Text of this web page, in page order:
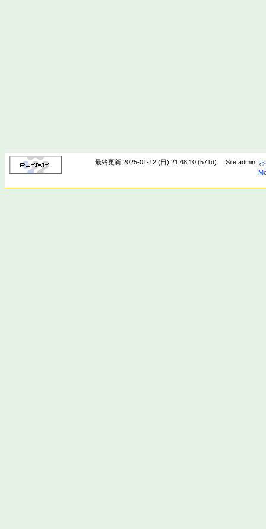
最終更新:2025-01-12 (日) 21:48:10 (571d) Site admin: